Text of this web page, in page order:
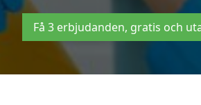
Få 3 erbjudanden, gratis och